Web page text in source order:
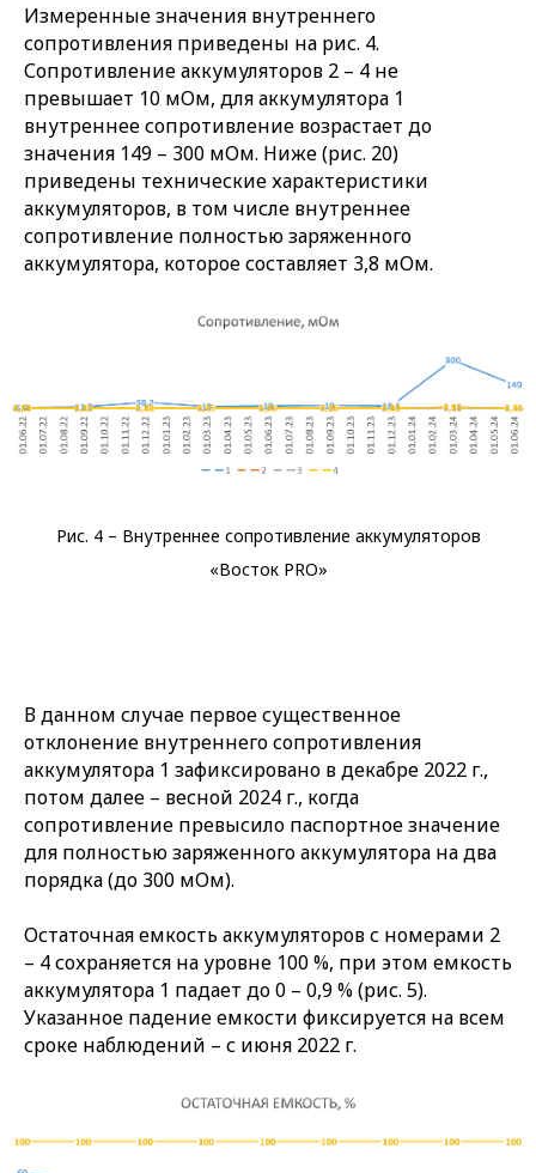
Измеренные значения внутреннего
сопротивления приведены на рис. 4.
Сопротивление аккумуляторов 2 – 4 не
превышает 10 мОм, для аккумулятора 1
внутреннее сопротивление возрастает до
значения 149 – 300 мОм. Ниже (рис. 20)
приведены технические характеристики
аккумуляторов, в том числе внутреннее
сопротивление полностью заряженного
аккумулятора, которое составляет 3,8 мОм.
Рис. 4 – Внутреннее сопротивление аккумуляторов
«Восток PRO»
В данном случае первое существенное
отклонение внутреннего сопротивления
аккумулятора 1 зафиксировано в декабре 2022 г.,
потом далее – весной 2024 г., когда
сопротивление превысило паспортное значение
для полностью заряженного аккумулятора на два
порядка (до 300 мОм).
Остаточная емкость аккумуляторов с номерами 2
– 4 сохраняется на уровне 100 %, при этом емкость
аккумулятора 1 падает до 0 – 0,9 % (рис. 5).
Указанное падение емкости фиксируется на всем
сроке наблюдений – с июня 2022 г.